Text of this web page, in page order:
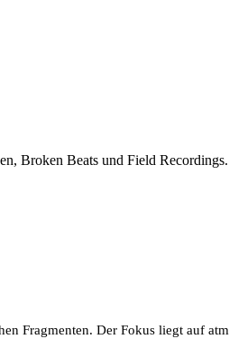
Broken Beats und Field Recordings.
Fragmenten. Der Fokus liegt auf